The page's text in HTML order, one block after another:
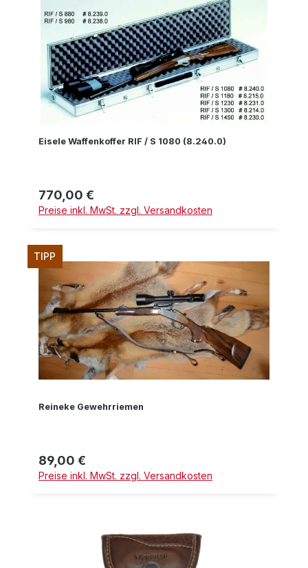
Eisele Waffenkoffer RIF / S 1080 (8.240.0)
Regulärer Preis:
770,00 €
Preise inkl. MwSt. zzgl. Versandkosten
TIPP
Reineke Gewehrriemen
Regulärer Preis:
89,00 €
Preise inkl. MwSt. zzgl. Versandkosten